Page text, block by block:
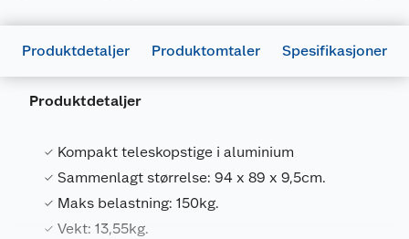
Produktdetaljer Produktomtaler Spesifikasjoner
Produktdetaljer
Kompakt teleskopstige i aluminium
Sammenlagt størrelse: 94 x 89 x 9,5cm.
Maks belastning: 150kg.
Vekt: 13,55kg.
Generelt
Artikkelnummer
5709386576516
Leverandørens artikkelnummer